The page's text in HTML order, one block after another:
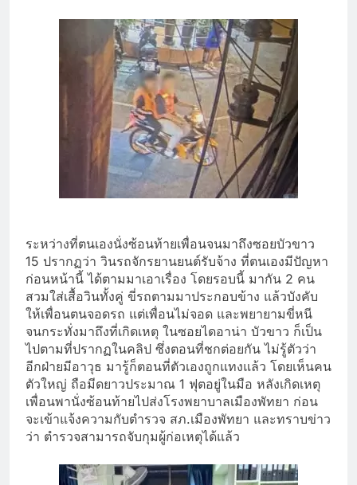
ระหว่างที่ตนเองนั่งซ้อนท้ายเพื่อนจนมาถึงซอยบัวขาว
15 ปรากฏว่า วินรถจักรยานยนต์รับจ้าง ที่ตนเองมีปัญหา
ก่อนหน้านี้ ได้ตามมาเอาเรื่อง โดยรอบนี้ มากัน 2 คน
สวมใส่เสื้อวินทั้งคู่ ขี่รถตามมาประกอบข้าง แล้วบังคับ
ให้เพื่อนตนจอดรถ แต่เพื่อนไม่จอด และพยายามขี่หนี
จนกระทั่งมาถึงที่เกิดเหตุ ในซอยไดอาน่า บัวขาว ก็เป็น
ไปตามที่ปรากฏในคลิป ซึ่งตอนที่ชกต่อยกัน ไม่รู้ตัวว่า
อีกฝ่ายมีอาวุธ มารู้ก็ตอนที่ตัวเองถูกแทงแล้ว โดยเห็นคน
ตัวใหญ่ ถือมีดยาวประมาณ 1 ฟุตอยู่ในมือ หลังเกิดเหตุ
เพื่อนพานั่งซ้อนท้ายไปส่งโรงพยาบาลเมืองพัทยา ก่อน
จะเข้าแจ้งความกับตำรวจ สภ.เมืองพัทยา และทราบข่าว
ว่า ตำรวจสามารถจับกุมผู้ก่อเหตุได้แล้ว